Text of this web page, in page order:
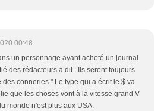
00:48
un personnage ayant acheté un journal
des rédacteurs a dit : Ils seront toujours
des conneries." Le type qui a écrit le $ va
que les choses vont à la vitesse grand V
monde n'est plus aux USA.